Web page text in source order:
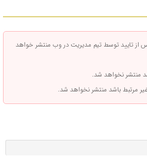
از تایید توسط تیم مدیریت در وب منتشر خواهد
منتشر نخواهد شد.
مرتبط باشد منتشر نخواهد شد.